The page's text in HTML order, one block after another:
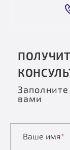
вами
Ваше имя*